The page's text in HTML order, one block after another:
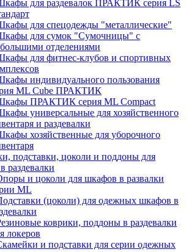
для раздевалок ПРАКТИК серия LS
для спецодежды "металлические"
для сумок "Сумочницы" с
отделениями
для фитнес-клубов и спортивных
индивидуального пользования
ML Cube ПРАКТИК
ПРАКТИК серия ML Compact
универсальные для хозяйственного
и раздевалки
хозяйственные для уборочного
подставки, цоколи и поддоны для
раздевалки
и цоколи для шкафов в развалки
ML
(цоколи) для одежных шкафов в
коврики, поддоны в раздевалки
локеров
и подставки для серии одежных